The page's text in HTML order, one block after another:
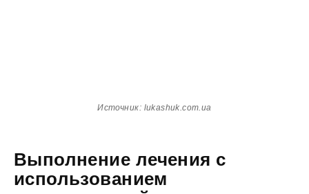
Источник: lukashuk.com.ua
Выполнение лечения с
использованием